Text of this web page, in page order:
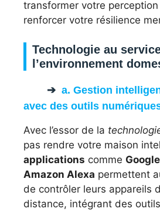
transformer votre
renforcer votre résilience
Technologie au
l’environnement
a. Gestion
avec des outils
Avec l’essor de la
pas rendre votre maison
applications comme
Amazon Alexa permettent
de contrôler leurs appareils
distance, intégrant des